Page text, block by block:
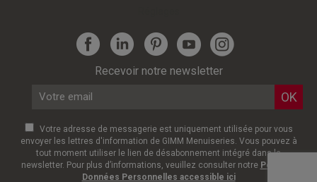
Recevoir notre newsletter
Votre adresse de messagerie est uniquement utilisée pour vous
envoyer les lettres d'information de GIMM Menuiseries. Vous pouvez à
tout moment utiliser le lien de désabonnement intégré dans la
newsletter. Pour plus d’informations, veuillez consulter notre Politique
Données Personnelles accessible ici